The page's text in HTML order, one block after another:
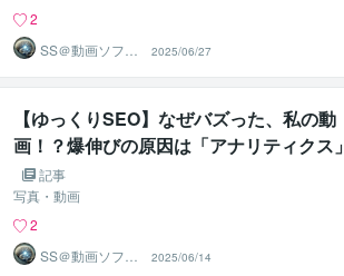
2
SS＠動画ソフト
ウェアエンジニ
ア
2025/06/27
【ゆっくりSEO】なぜバズった、私の動
画！？爆伸びの原因は「アナリティクス」
で分析！3つのポイントを見れば次の動画
もバズります
記事
写真・動画
2
SS＠動画ソフト
ウェアエンジニ
2025/06/14